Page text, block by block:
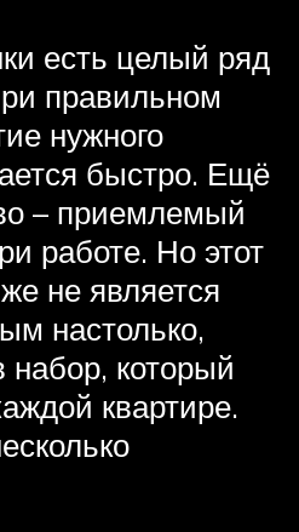
есть целый ряд
правильном
нужного
быстро. Ещё
– приемлемый
работе. Но этот
не является
настолько,
набор, который
квартире.